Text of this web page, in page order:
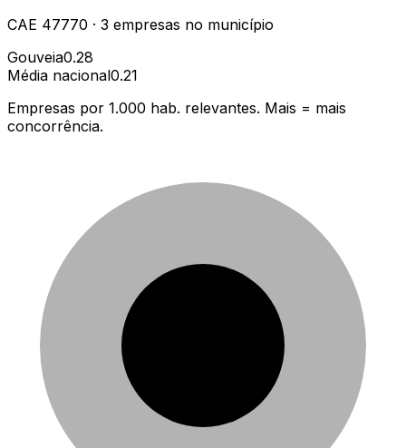
CAE 47770 · 3 empresas no município
Gouveia0.28
Média nacional0.21
Empresas por 1.000 hab. relevantes. Mais = mais
concorrência.